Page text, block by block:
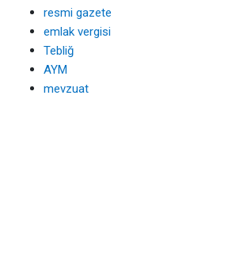
resmi gazete
emlak vergisi
Tebliğ
AYM
mevzuat